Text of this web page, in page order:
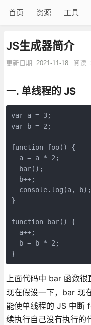
首页 资源 工具
JS生成器简介
更新日期: 2021-11-18 阅读:
一. 单线程的 JS
var a = 3;
var b = 2;
function foo() {
a = a * 2;
bar();
b++;
console.log(a,
}
function bar() {
a++;
b = b * 2;
}
上面代码中 bar 函数
现在假设一下，bar 现
能使单线程的 JS 中断
续执行自己没有执行的